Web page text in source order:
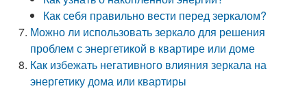
Как себя правильно вести перед зеркалом?
Можно ли использовать зеркало для решения
проблем с энергетикой в квартире или доме
Как избежать негативного влияния зеркала на
энергетику дома или квартиры